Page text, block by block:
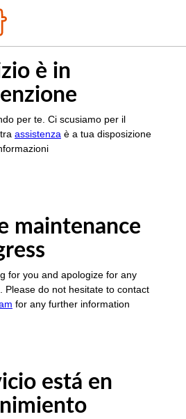
è in
per te. Ci scusiamo per il
assistenza è a tua disposizione
maintenance
for you and apologize for any
Please do not hesitate to contact
for any further information
está en